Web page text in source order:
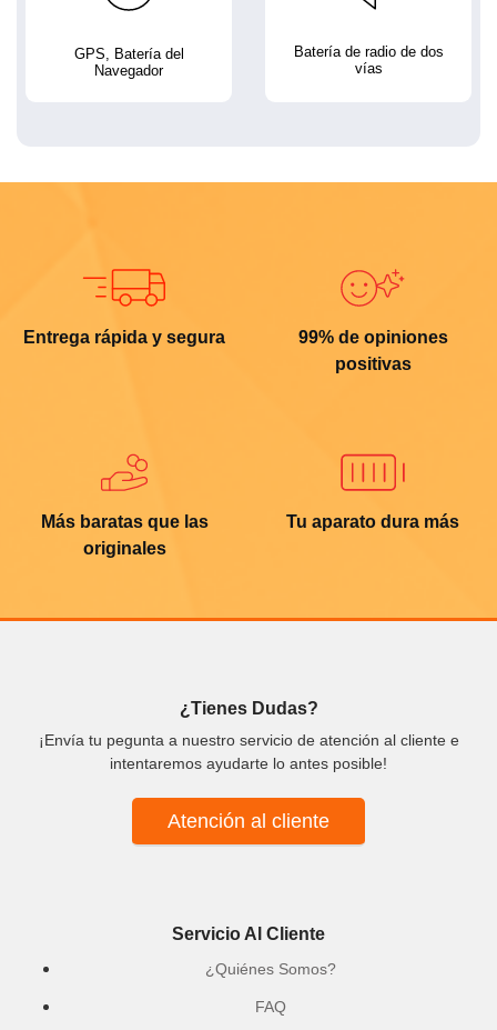
GPS, Batería del
Navegador
Batería de radio de dos
vías
Entrega rápida y segura
99% de opiniones
positivas
Más baratas que las
originales
Tu aparato dura más
¿Tienes Dudas?
¡Envía tu pegunta a nuestro servicio de atención al cliente e
intentaremos ayudarte lo antes posible!
Atención al cliente
Servicio Al Cliente
¿Quiénes Somos?
FAQ